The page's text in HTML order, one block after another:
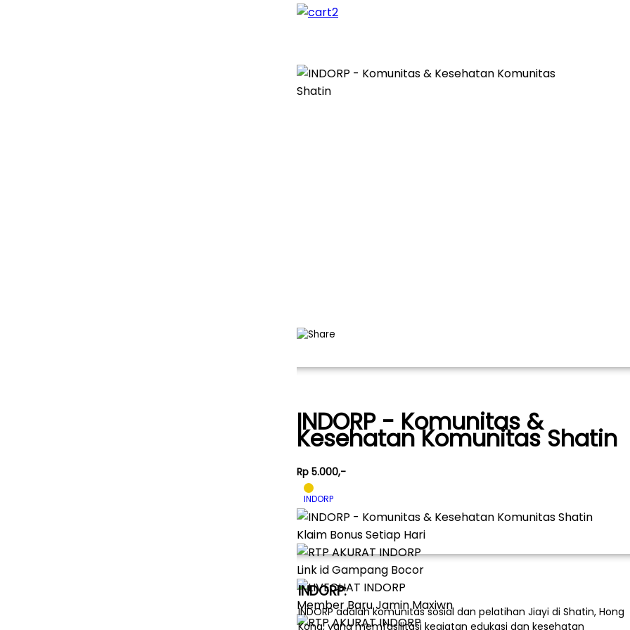
INDORP - Komunitas &
Kesehatan Komunitas Shatin
Rp 5.000,-
INDORP
Klaim Bonus Setiap Hari
Link id Gampang Bocor
Member Baru Jamin Maxiwn
INDORP:
INDORP adalah komunitas sosial dan pelatihan Jiayi di Shatin, Hong
Kong, yang memfasilitasi kegiatan edukasi dan kesehatan